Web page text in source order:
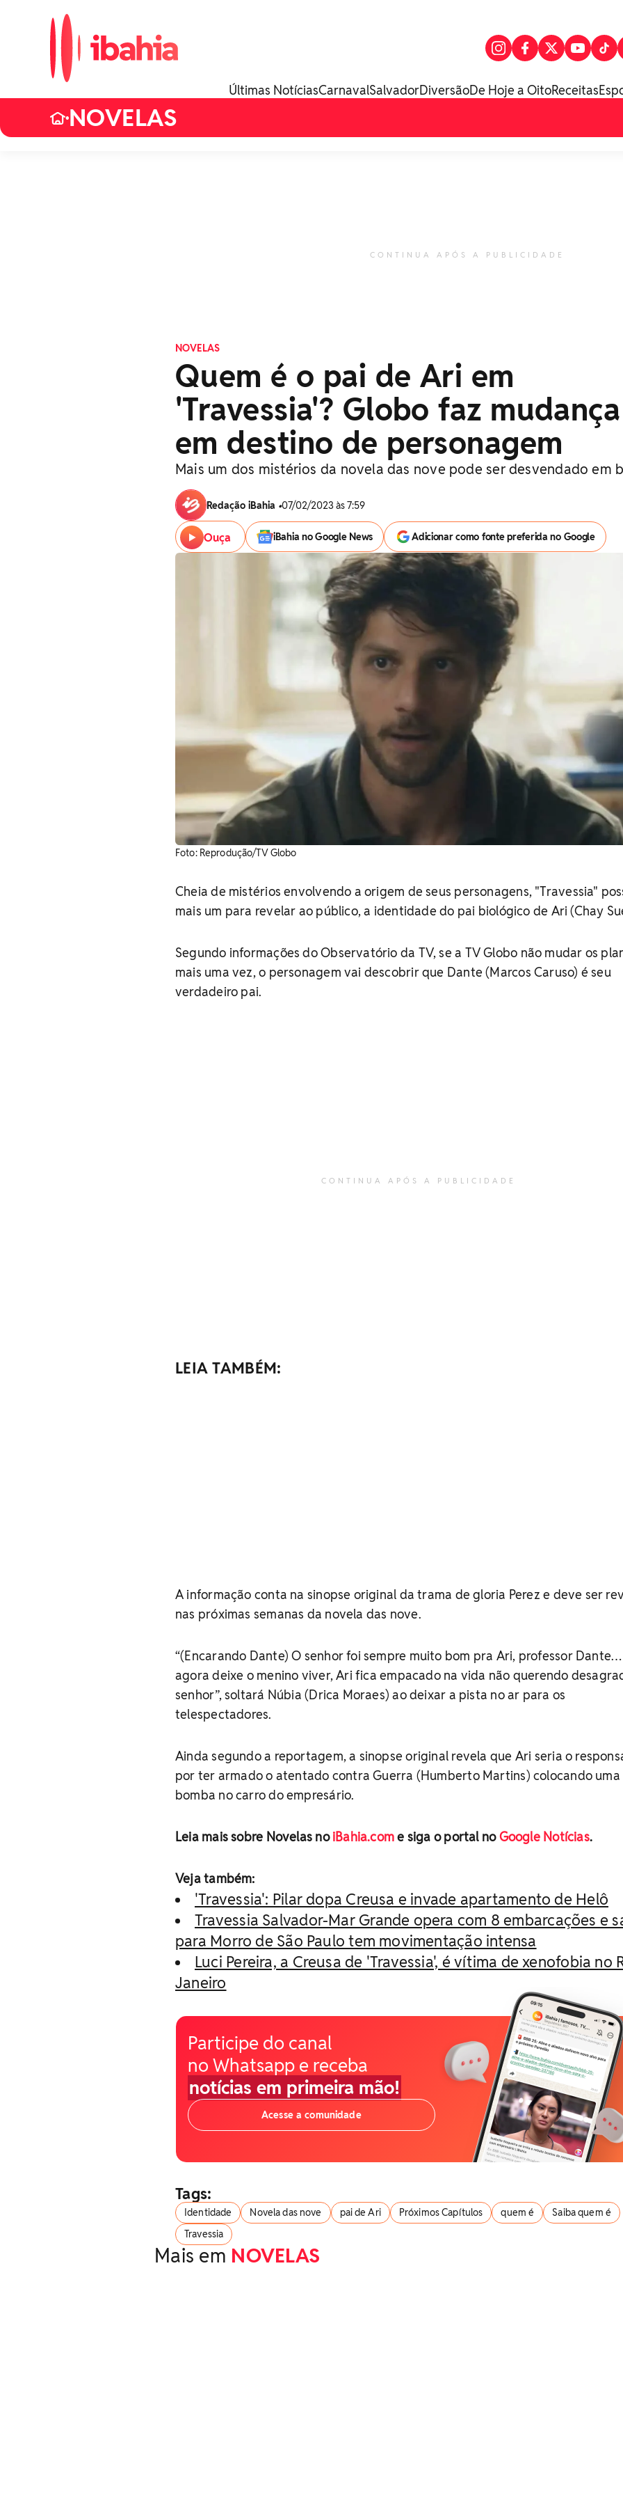
Últimas NotíciasCarnavalSalvadorDiversãoDe Hoje a OitoReceitas
•NOVELAS
CONTINUA APÓS A PUBLICIDADE
NOVELAS
Quem é o pai de Ari em
'Travessia'? Globo faz mudança
em destino de personagem
Mais um dos mistérios da novela das nove pode ser desvendado em
Redação iBahia •07/02/2023 às 7:59
Ouça iBahia no Google News Adicionar como fonte preferida no Google
Foto: Reprodução/TV Globo
Cheia de mistérios envolvendo a origem de seus personagens, "Travessia"
mais um para revelar ao público, a identidade do pai biológico de Ari (Chay
Segundo informações do Observatório da TV, se a TV Globo não mudar os
mais uma vez, o personagem vai descobrir que Dante (Marcos Caruso) é seu
verdadeiro pai.
CONTINUA APÓS A PUBLICIDADE
LEIA TAMBÉM:
A informação conta na sinopse original da trama de gloria Perez e deve ser
nas próximas semanas da novela das nove.
“(Encarando Dante) O senhor foi sempre muito bom pra Ari, professor
agora deixe o menino viver, Ari fica empacado na vida não querendo
senhor”, soltará Núbia (Drica Moraes) ao deixar a pista no ar para os
telespectadores.
Ainda segundo a reportagem, a sinopse original revela que Ari seria o
por ter armado o atentado contra Guerra (Humberto Martins) colocando uma
bomba no carro do empresário.
Leia mais sobre Novelas noiBahia.come siga o portal noGoogle Notícias.
Veja também:
'Travessia': Pilar dopa Creusa e invade apartamento de Helô
Travessia Salvador-Mar Grande opera com 8 embarcações e
para Morro de São Paulo tem movimentação intensa
Luci Pereira, a Creusa de 'Travessia', é vítima de xenofobia no
Janeiro
Participe do canal
no Whatsapp e receba
notícias em primeira mão!
Acesse a comunidade
Tags:
Identidade Novela das nove pai de Ari Próximos Capítulos quem é
Saiba quem é
Travessia
Mais em NOVELAS